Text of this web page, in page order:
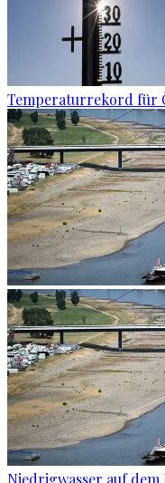
Temperaturrekord für
Niedrigwasser auf